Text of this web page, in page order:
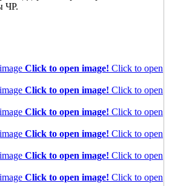
ЧР.
Click to open image! Click to open
Click to open image! Click to open
Click to open image! Click to open
Click to open image! Click to open
Click to open image! Click to open
Click to open image! Click to open